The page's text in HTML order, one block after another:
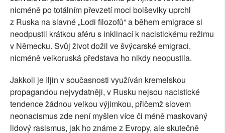
nicméně po totálním převzetí moci bolševiky uprchl
z Ruska na slavné „Lodi filozofů“ a během emigrace si
neodpustil krátkou aféru s inklinací k nacistickému režimu
v Německu. Svůj život dožil ve švýcarské emigraci,
nicméně velkoruská představa ho nikdy neopustila.
Jakkoli je Iljin v současnosti využíván kremelskou
propagandou nejvydatněji, v Rusku nejsou nacistické
tendence žádnou velkou výjimkou, přičemž slovem
neonacismus zde není myšlen více či méně maskovaný
lidový rasismus, jak ho známe z Evropy, ale skutečně